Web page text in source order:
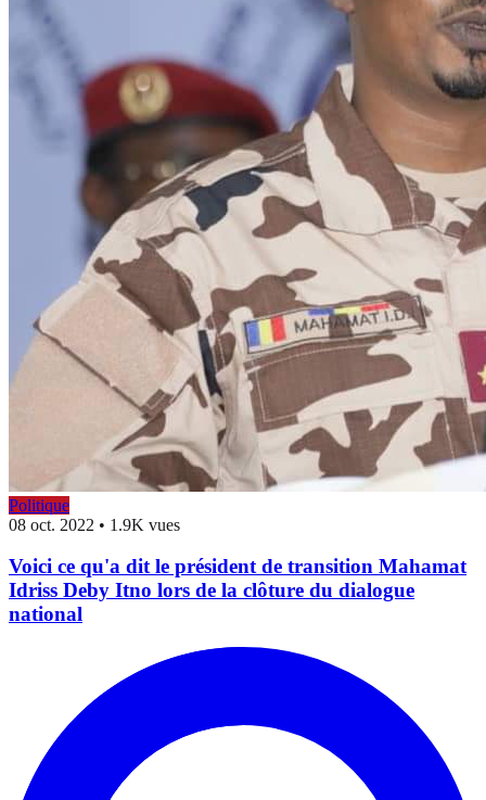
Politique
08 oct. 2022 • 1.9K vues
Voici ce qu'a dit le président de transition Mahamat
Idriss Deby Itno lors de la clôture du dialogue
national